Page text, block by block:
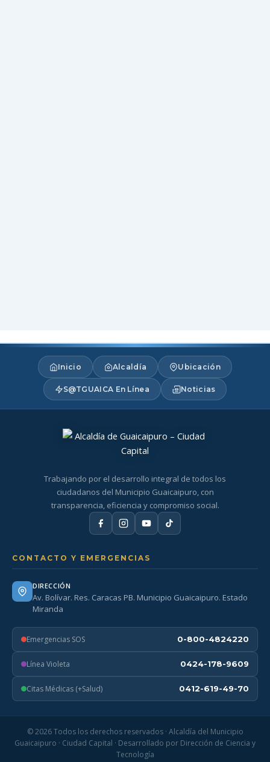
Inicio Alcaldía Ubicación
S@TGUAICA En Línea Noticias
Trabajando por el desarrollo integral de todos los
ciudadanos del Municipio Guaicaipuro, con
transparencia, eficiencia y compromiso social.
CONTACTO Y EMERGENCIAS
DIRECCIÓN
Av. Bolívar. Res. Caracas PB. Municipio Guaicaipuro. Estado
Miranda
Emergencias SOS 0-800-4824220
Línea Violeta 0424-178-9609
Citas Médicas (+Salud) 0412-619-49-70
© 2026 Todos los derechos reservados · Alcaldía del Municipio
Guaicaipuro · Ciudad Capital · Desarrollado por Dirección de Ciencia y
Tecnología